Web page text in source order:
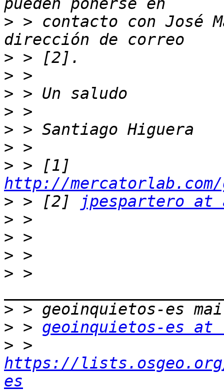
> > contacto con José
>
>
>
>
>
>
>
http://
> > [2]
jpespartero at
>
>
>
> >
>
> > geoinquietos-es
>
https://
es